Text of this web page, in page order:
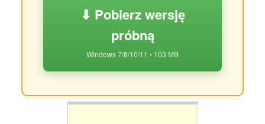
⬇ Pobierz wersję
próbną
Windows 7/8/10/11 • 103 MB